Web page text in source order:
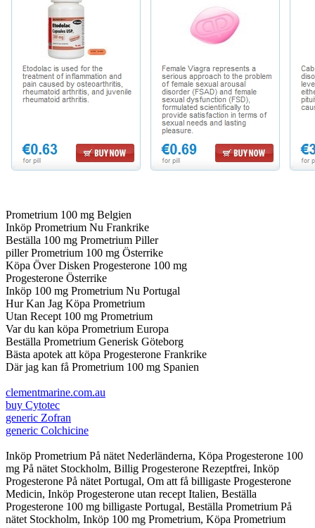
Prometrium 100 mg Belgien
Inköp Prometrium Nu Frankrike
Beställa 100 mg Prometrium Piller
piller Prometrium 100 mg Österrike
Köpa Över Disken Progesterone 100 mg
Progesterone Österrike
Inköp 100 mg Prometrium Nu Portugal
Hur Kan Jag Köpa Prometrium
Utan Recept 100 mg Prometrium
Var du kan köpa Prometrium Europa
Beställa Prometrium Generisk Göteborg
Bästa apotek att köpa Progesterone Frankrike
Där jag kan få Prometrium 100 mg Spanien
clementmarine.com.au
buy Cytotec
generic Zofran
generic Colchicine
Inköp Prometrium På nätet Nederländerna, Köpa Progesterone 100
mg På nätet Stockholm, Billig Progesterone Rezeptfrei, Inköp
Progesterone På nätet Portugal, Om att få billigaste Progesterone
Medicin, Inköp Progesterone utan recept Italien, Beställa
Progesterone 100 mg billigaste Portugal, Beställa Prometrium På
nätet Stockholm, Inköp 100 mg Prometrium, Köpa Prometrium